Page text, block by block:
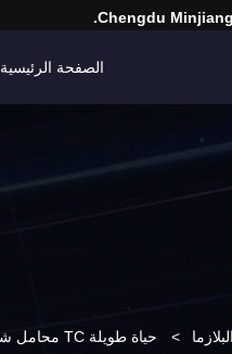
Chengdu
الصفحة الرئيسية
> حياة طويلة TC محامل شعاعية هندسية مع البلازما نقلت تقنية لحام القوس